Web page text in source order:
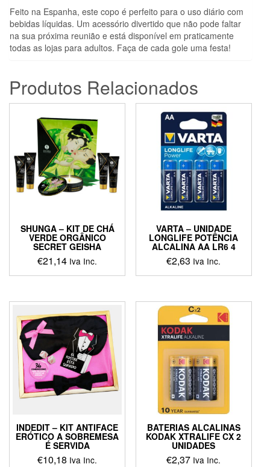
Feito na Espanha, este copo é perfeito para o uso diário com
bebidas líquidas. Um acessório divertido que não pode faltar
na sua próxima reunião e está disponível em praticamente
todas as lojas para adultos. Faça de cada gole uma festa!
Produtos Relacionados
SHUNGA – KIT DE CHÁ
VERDE ORGÂNICO
SECRET GEISHA
€21,14 Iva Inc.
VARTA – UNIDADE
LONGLIFE POTÊNCIA
ALCALINA AA LR6 4
€2,63 Iva Inc.
This
has
multiple
variants.
The
options
may
be
chosen
on
the
product
page
INDEDIT – KIT ANTIFACE
ERÓTICO A SOBREMESA
É SERVIDA
€10,18 Iva Inc.
BATERIAS ALCALINAS
KODAK XTRALIFE CX 2
UNIDADES
€2,37 Iva Inc.